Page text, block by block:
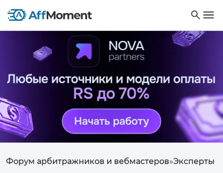
Форум арбитражников и вебмастеров»Эксперты